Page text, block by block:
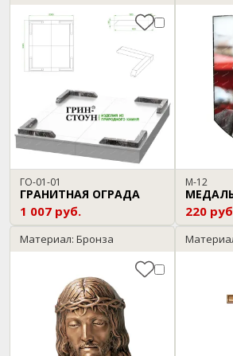
ГО-01-01
ГРАНИТНАЯ ОГРАДА
1 007 руб.
М-12
220
Материал: Бронза